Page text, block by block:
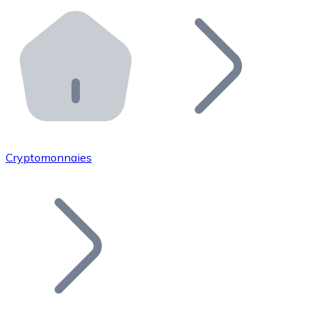
Distributeurs automatiques Bitnovo
Intégrez un ATM Bitnovo dans votre entreprise et
API Bitnovo
Intégrez notre API dans votre écosystème.
Rejoignez notre réseau de distributeurs et
Ajoutez le token de votre projet à notre service
Cryptomonnaies